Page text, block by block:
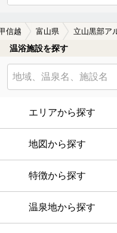
信越 富山県
温浴施設を探す
エリアから探す
地図から探す
特徴から探す
温泉地から探す